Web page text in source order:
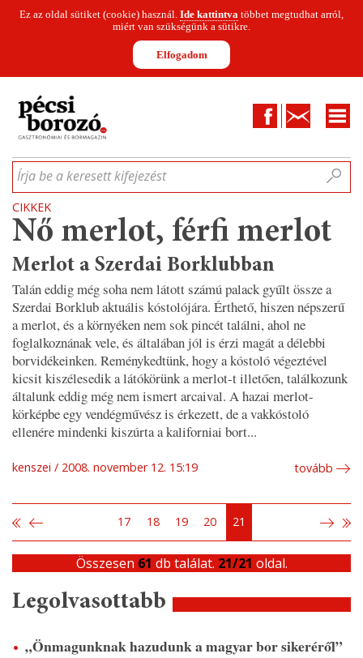
Ez az oldal sütiket (cookie) használ. Ide kattintva többet megtudhat arról,
miért van szükségünk a sütikre.
Elfogadom
FacebookKapcsolat
CIKKEKHÍREKINFOGRAFIKÁKMUNKATÁRSAKWINESOFA
Írja be a keresett kifejezést
CIKKEK
Nő merlot, férfi merlot
Merlot a Szerdai Borklubban
Talán eddig még soha nem látott számú palack gyűlt össze a
Szerdai Borklub aktuális kóstolójára. Érthető, hiszen népszerű
a merlot, és a környéken nem sok pincét találni, ahol ne
foglalkoznának vele, és általában jól is érzi magát a délebbi
borvidékeinken. Reménykedtünk, hogy a kóstoló végeztével
kicsit kiszélesedik a látókörünk a merlot-t illetően, találkozunk
általunk eddig még nem ismert arcaival. A hazai merlot-
körképbe egy vendégművész is érkezett, de a vakkóstoló
ellenére mindenki kiszúrta a kaliforniai bort...
kenszei 2008. november 12. 15:19 tovább
17 18 19 20 21
Összesen 61 db találat. 21/21 oldal.
Legolvasottabb
„Önmagunknak hazudunk a magyar bor sikeréről”